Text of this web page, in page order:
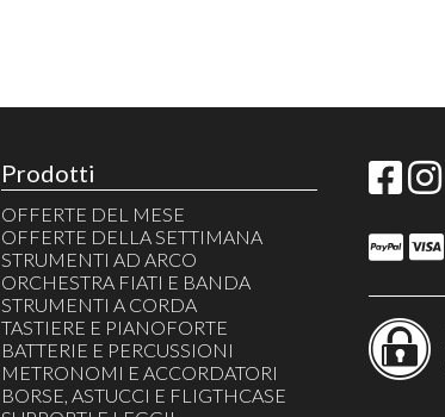
Prodotti
OFFERTE DEL MESE
OFFERTE DELLA SETTIMANA
STRUMENTI AD ARCO
ORCHESTRA FIATI E BANDA
STRUMENTI A CORDA
TASTIERE E PIANOFORTE
BATTERIE E PERCUSSIONI
METRONOMI E ACCORDATORI
BORSE, ASTUCCI E FLIGTHCASE